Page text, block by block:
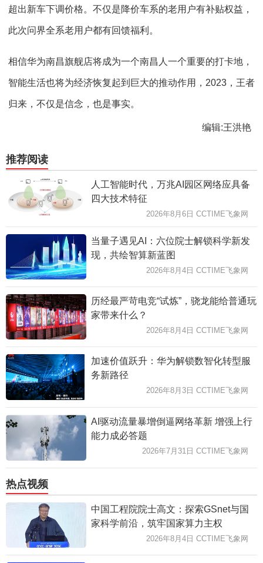
超出新车下调价格。不仅是降价车系的老用户有补贴权益，
此次问界全系老用户都有回馈福利。
相信华为南昌旗舰店将成为一个南昌人一个重要的打卡地，
智能生活也将为经济恢复起到巨大的推动作用，2023，王者
归来，不仅是信念，也是事实。
编辑:王洪艳
推荐阅读
人工智能时代，万兆AI园区网络应具备
四大技术特征
2026年8月6日 CCTIME飞象网
当量子遇见AI：六位院士解锁科学新发
现，共绘智算新蓝图
2026年8月4日 CCTIME飞象网
历经最严苛电竞“试炼”，骁龙能给普通玩
家带来什么？
2026年8月4日 CCTIME飞象网
加速价值跃升：华为解锁数智化转型服
务新路径
2026年8月3日 CCTIME飞象网
AI驱动流量暴增倒逼网络革新 增强上行
能力成必答题
2026年7月31日 CCTIME飞象网
热点视频
中国工程院院士高文：探索GSnet与国
家科学前沿，筑牢国家算力主权
2026年8月4日 CCTIME飞象网